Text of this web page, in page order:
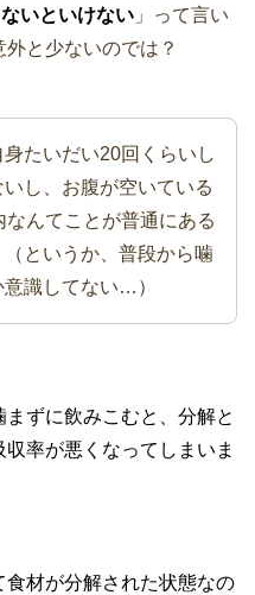
いといけない 」って言い
と少ないのでは？
たいだい20回くらいし
し、お腹が空いている
なんてことが普通にある
というか、普段から噛
識してない…）
ずに飲みこむと、分解と
率が悪くなってしまいま
食材が分解された状態なの